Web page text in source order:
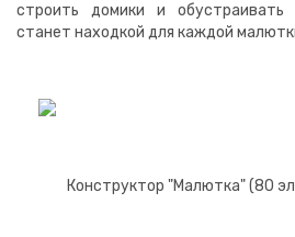
строить домики и обустраивать
станет находкой для каждой